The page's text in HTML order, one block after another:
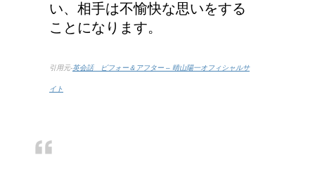
い、相手は不愉快な思いをする
ことになります。
引用元-英会話 ビフォー＆アフター – 晴山陽一オフィシャルサ
イト